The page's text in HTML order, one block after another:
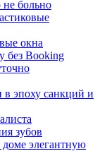
больно
окна
без Booking
эпоху санкций и
зубов
доме элегантную